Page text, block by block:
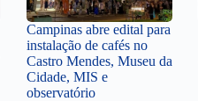
Campinas abre edital para
instalação de cafés no
Castro Mendes, Museu da
Cidade, MIS e
observatório